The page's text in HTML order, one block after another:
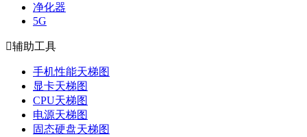
净化器
5G
辅助工具
手机性能天梯图
显卡天梯图
CPU天梯图
电源天梯图
固态硬盘天梯图